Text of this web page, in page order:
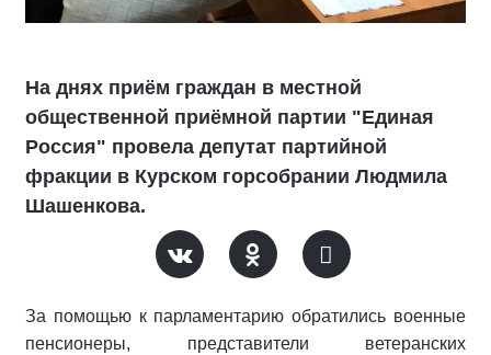
На днях приём граждан в местной
общественной приёмной партии "Единая
Россия" провела депутат партийной
фракции в Курском горсобрании Людмила
Шашенкова.
За помощью к парламентарию обратились военные
пенсионеры, представители ветеранских